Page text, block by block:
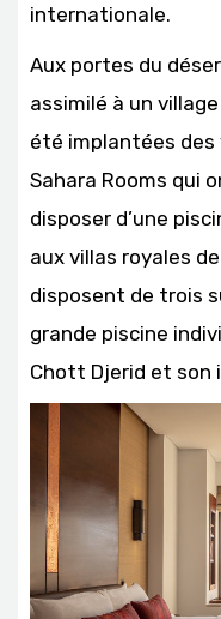
internationale.
Aux portes du
assimilé à un
été implantées
Sahara Rooms qui
disposer d’une
aux villas royales
disposent de trois
grande piscine
Chott Djerid et son